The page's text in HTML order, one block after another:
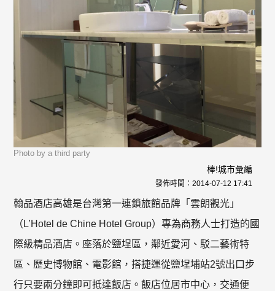
Photo by a third party
棒!城市彙編
發佈時間： 2014-07-12 17:41
翰品酒店高雄是台灣第一連鎖旅館品牌「雲朗觀光」
（L’Hotel de Chine Hotel Group）專為商務人士打造的國
際級精品酒店。座落於鹽埕區，鄰近愛河、駁二藝術特
區、歷史博物館、電影館，搭捷運從鹽埕埔站2號出口步
行只要兩分鐘即可抵達飯店。飯店位居市中心，交通便